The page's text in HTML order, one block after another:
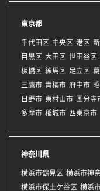
東京都
千代田区 中央区 港区
目黒区 大田区 世田谷区
板橋区 練馬区 足立区
三鷹市 青梅市 府中市
日野市 東村山市 国分寺
多摩市 稲城市 西東京市
神奈川県
横浜市鶴見区 横浜市神
横浜市保土ケ谷区 横浜